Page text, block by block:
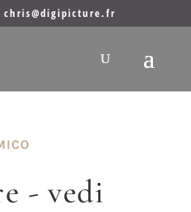
chris@digipicture.fr
- vedi